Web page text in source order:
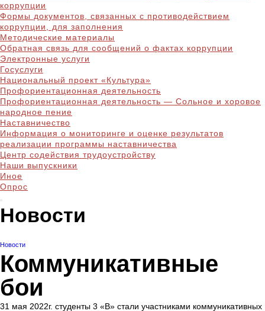
коррупции
Формы документов, связанных с противодействием
коррупции, для заполнения
Методические материалы
Обратная связь для сообщений о фактах коррупции
Электронные услуги
Госуслуги
Национальный проект «Культура»
Профориентационная деятельность
Профориентационная деятельность — Сольное и хоровое
народное пение
Наставничество
Информация о мониторинге и оценке результатов
реализации программы наставничества
Центр содействия трудоустройству
Наши выпускники
Иное
Опрос
Новости
Новости
Коммуникативные
бои
31 мая 2022г. студенты 3 «В» стали участниками коммуникативных